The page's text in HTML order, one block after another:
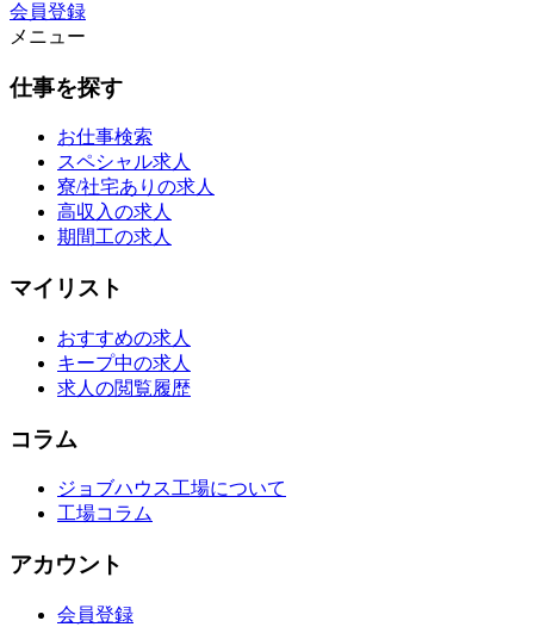
会員登録
メニュー
仕事を探す
お仕事検索
スペシャル求人
寮/社宅ありの求人
高収入の求人
期間工の求人
マイリスト
おすすめの求人
キープ中の求人
求人の閲覧履歴
コラム
ジョブハウス工場について
工場コラム
アカウント
会員登録